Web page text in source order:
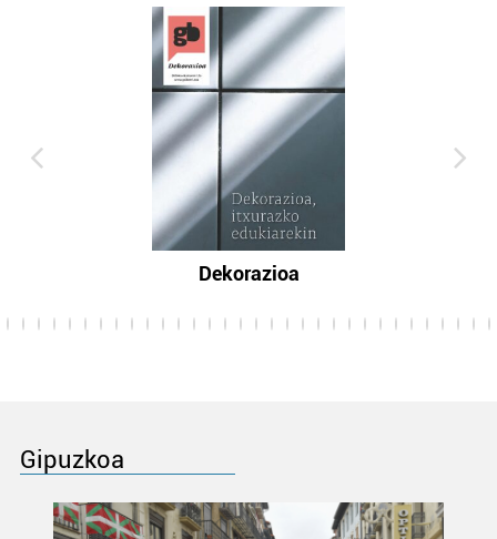
Dekorazioa
Gipuzkoa